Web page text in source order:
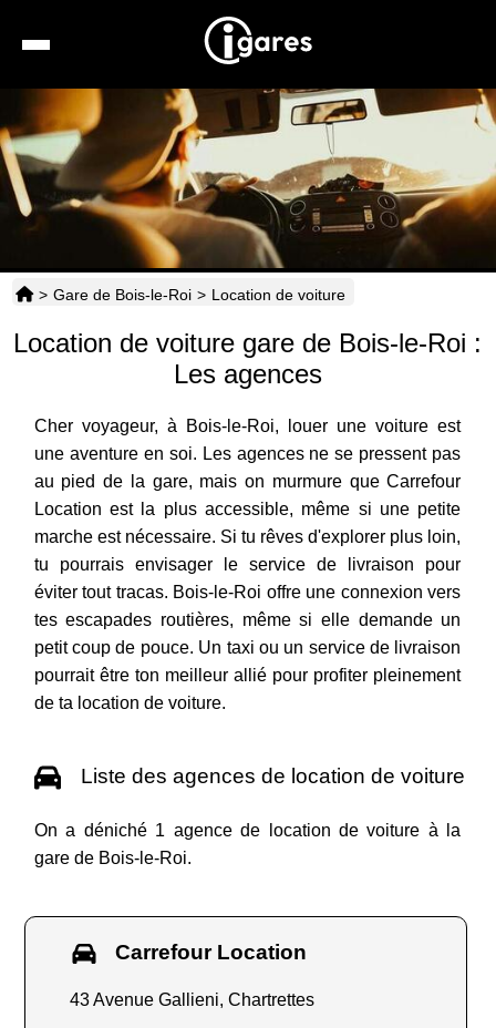
Recherche
Location de voiture
Hôtels
Taxis
Horaires
> Gare de Bois-le-Roi > Location de voiture
Location de voiture gare de Bois-le-Roi :
Les agences
Cher voyageur, à Bois-le-Roi, louer une voiture est
une aventure en soi. Les agences ne se pressent pas
au pied de la gare, mais on murmure que Carrefour
Location est la plus accessible, même si une petite
marche est nécessaire. Si tu rêves d'explorer plus loin,
tu pourrais envisager le service de livraison pour
éviter tout tracas. Bois-le-Roi offre une connexion vers
tes escapades routières, même si elle demande un
petit coup de pouce. Un taxi ou un service de livraison
pourrait être ton meilleur allié pour profiter pleinement
de ta location de voiture.
Liste des agences de location de voiture
On a déniché 1 agence de location de voiture à la
gare de Bois-le-Roi.
Carrefour Location
43 Avenue Gallieni, Chartrettes